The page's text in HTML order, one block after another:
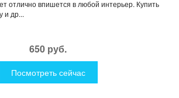
отлично впишется в любой интерьер. Купить
и др...
650 руб.
Посмотреть сейчас